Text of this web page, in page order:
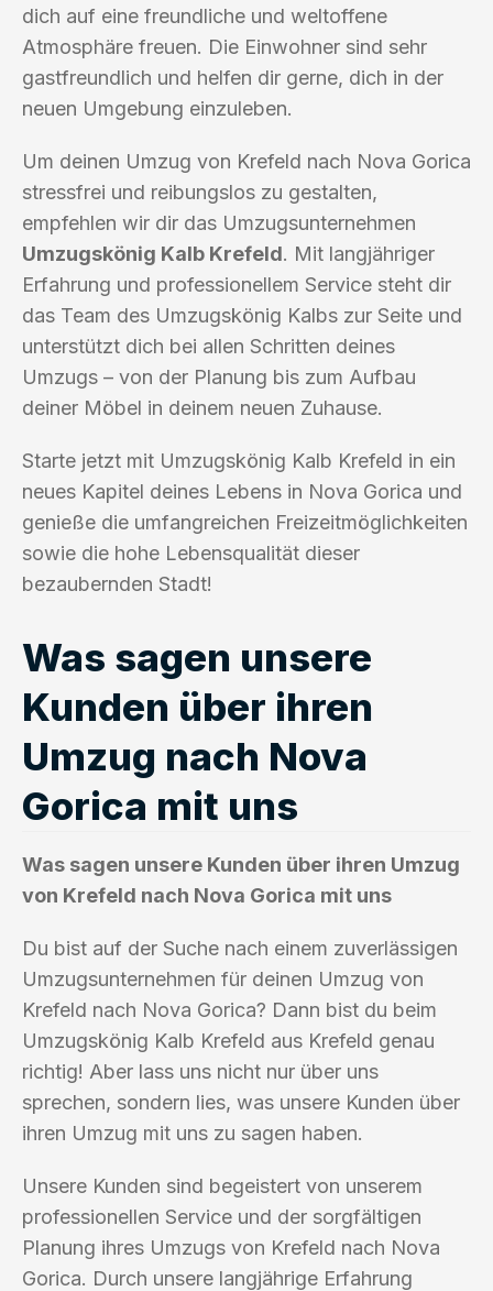
dich auf eine freundliche und weltoffene
Atmosphäre freuen. Die Einwohner sind sehr
gastfreundlich und helfen dir gerne, dich in der
neuen Umgebung einzuleben.
Um deinen Umzug von Krefeld nach Nova Gorica
stressfrei und reibungslos zu gestalten,
empfehlen wir dir das Umzugsunternehmen
Umzugskönig Kalb Krefeld. Mit langjähriger
Erfahrung und professionellem Service steht dir
das Team des Umzugskönig Kalbs zur Seite und
unterstützt dich bei allen Schritten deines
Umzugs – von der Planung bis zum Aufbau
deiner Möbel in deinem neuen Zuhause.
Starte jetzt mit Umzugskönig Kalb Krefeld in ein
neues Kapitel deines Lebens in Nova Gorica und
genieße die umfangreichen Freizeitmöglichkeiten
sowie die hohe Lebensqualität dieser
bezaubernden Stadt!
Was sagen unsere
Kunden über ihren
Umzug nach Nova
Gorica mit uns
Was sagen unsere Kunden über ihren Umzug
von Krefeld nach Nova Gorica mit uns
Du bist auf der Suche nach einem zuverlässigen
Umzugsunternehmen für deinen Umzug von
Krefeld nach Nova Gorica? Dann bist du beim
Umzugskönig Kalb Krefeld aus Krefeld genau
richtig! Aber lass uns nicht nur über uns
sprechen, sondern lies, was unsere Kunden über
ihren Umzug mit uns zu sagen haben.
Unsere Kunden sind begeistert von unserem
professionellen Service und der sorgfältigen
Planung ihres Umzugs von Krefeld nach Nova
Gorica. Durch unsere langjährige Erfahrung